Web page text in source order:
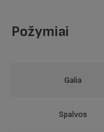
Požymiai
Galia
Spalvos